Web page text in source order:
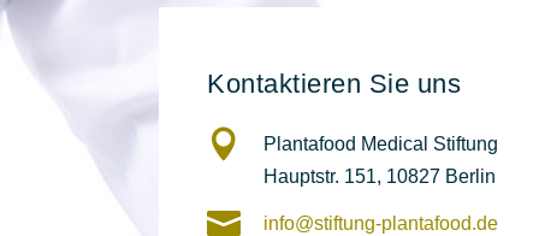
Kontaktieren Sie uns

Plantafood Medical Stiftung
Hauptstr. 151, 10827 Berlin
 info@stiftung-plantafood.de